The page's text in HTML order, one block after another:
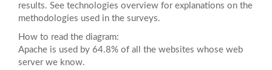
results. See technologies overview for explanations on the
methodologies used in the surveys.
How to read the diagram:
Apache is used by 64.8% of all the websites whose web
server we know.